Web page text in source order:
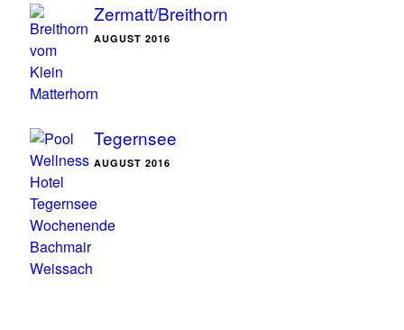
Zermatt/Breithorn
AUGUST 2016
Tegernsee
AUGUST 2016